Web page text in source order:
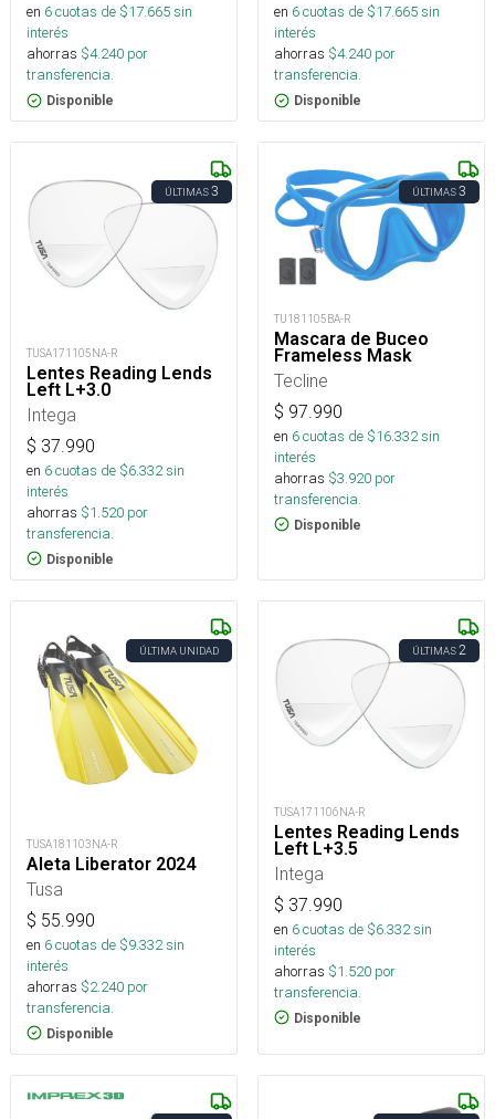
en 6cuotas de $17.665sin
interés
ahorras $4.240 por
transferencia.
Disponible
en 6cuotas de $17.665sin
interés
ahorras $4.240 por
transferencia.
Disponible
ÚLTIMAS3
TUSA171105NA-R
Lentes Reading Lends
Left L+3.0
Intega
$ 37.990
en 6cuotas de $6.332sin
interés
ahorras $1.520 por
transferencia.
Disponible
ÚLTIMAS3
TU181105BA-R
Mascara de Buceo
Frameless Mask
Tecline
$ 97.990
en 6cuotas de $16.332sin
interés
ahorras $3.920 por
transferencia.
Disponible
ÚLTIMA UNIDAD
TUSA181103NA-R
Aleta Liberator 2024
Tusa
$ 55.990
en 6cuotas de $9.332sin
interés
ahorras $2.240 por
transferencia.
Disponible
ÚLTIMAS2
TUSA171106NA-R
Lentes Reading Lends
Left L+3.5
Intega
$ 37.990
en 6cuotas de $6.332sin
interés
ahorras $1.520 por
transferencia.
Disponible